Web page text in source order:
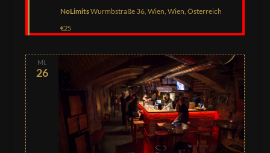
NoLimitsWurmbstraße 36, Wien, Wien, Österreich
€25
MI.
26